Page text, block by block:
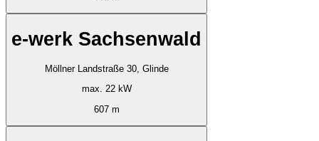
e-werk Sachsenwald
Möllner Landstraße 30, Glinde
max. 22 kW
607 m